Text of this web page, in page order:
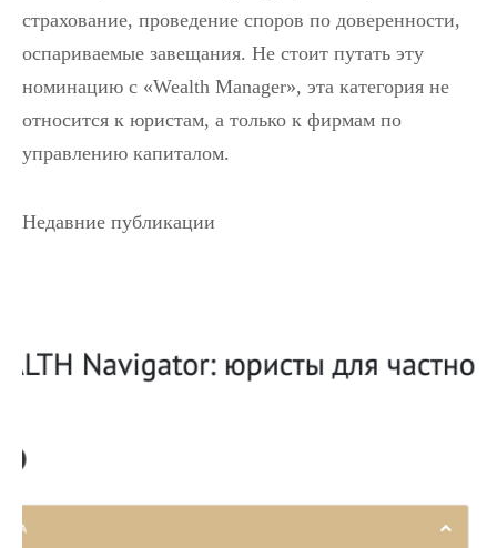
страхование, проведение споров по доверенности,
оспариваемые завещания. Не стоит путать эту
номинацию с «Wealth Manager», эта категория не
относится к юристам, а только к фирмам по
управлению капиталом.
Недавние публикации